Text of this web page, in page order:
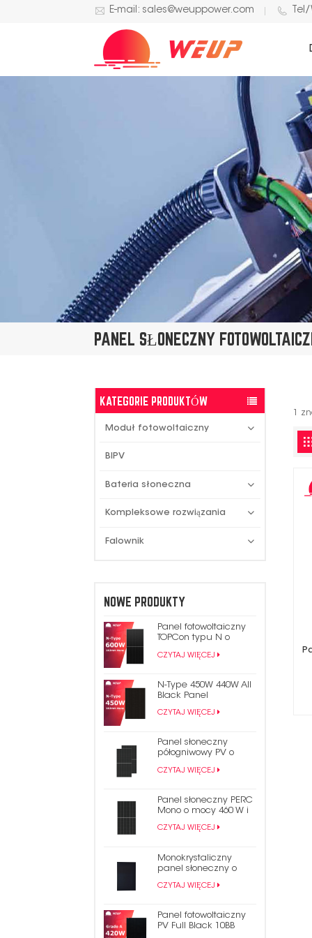
E-mail: sales@weuppower.com
PANEL SŁONECZNY
KATEGORIE PRODUKTÓW
Moduł fotowoltaiczny
BIPV
Bateria słoneczna
Kompleksowe rozwiązania
Falownik
NOWE PRODUKTY
Panel fotowoltaiczny
TOPCon typu N o
CZYTAJ WIĘCEJ
N-Type 450W 440W All
Black Panel
CZYTAJ WIĘCEJ
Panel słoneczny
półogniwowy PV o
bb Mono Perc 182 mm
CZYTAJ WIĘCEJ
Panel słoneczny PERC
Mono o mocy 460 W i
fotowoltaiczny o
CZYTAJ WIĘCEJ
Monokrystaliczny
panel słoneczny o
czarnym gontem
CZYTAJ WIĘCEJ
Panel fotowoltaiczny
PV Full Black 10BB
1